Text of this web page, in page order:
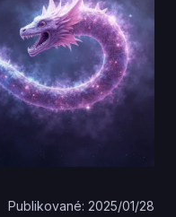
Publikované: 2025/01/28